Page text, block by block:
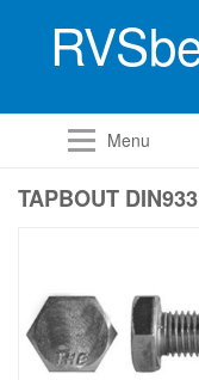
Menu
TAPBOUT